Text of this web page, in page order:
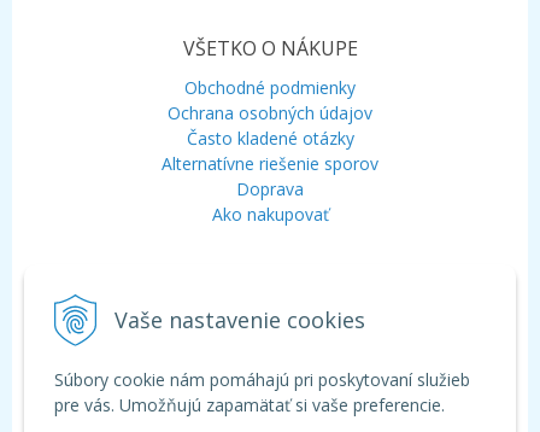
Vaše nastavenie cookies
Súbory cookie nám pomáhajú pri poskytovaní služieb
pre vás. Umožňujú zapamätať si vaše preferencie.
VŠETKO O NÁKUPE
Obchodné podmienky
Ochrana osobných údajov
Často kladené otázky
Alternatívne riešenie sporov
Doprava
Ako nakupovať
Mobil:+421 948 120 323
Chat:WhatsApp
Chat:Viber